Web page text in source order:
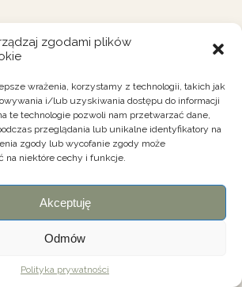
zgodami plików
wrażenia, korzystamy z technologii, takich jak
i/lub uzyskiwania dostępu do informacji
te technologie pozwoli nam przetwarzać dane,
przeglądania lub unikalne identyfikatory na
zgody lub wycofanie zgody może
na niektóre cechy i funkcje.
Akceptuję
Odmów
Polityka prywatności